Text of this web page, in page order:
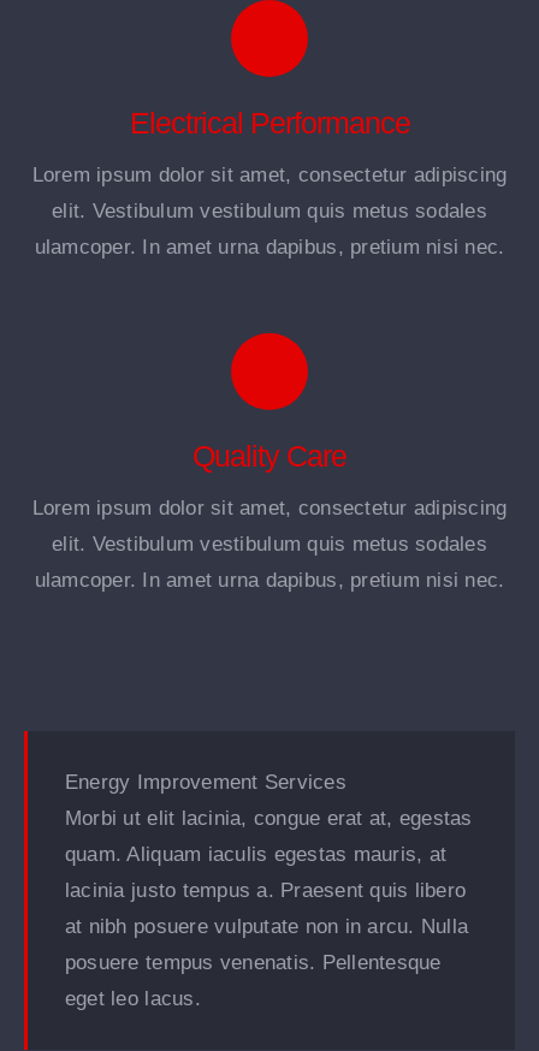
Electrical Performance
Lorem ipsum dolor sit amet, consectetur adipiscing
elit. Vestibulum vestibulum quis metus sodales
ulamcoper. In amet urna dapibus, pretium nisi nec.
Quality Care
Lorem ipsum dolor sit amet, consectetur adipiscing
elit. Vestibulum vestibulum quis metus sodales
ulamcoper. In amet urna dapibus, pretium nisi nec.
Energy Improvement Services
Morbi ut elit lacinia, congue erat at, egestas
quam. Aliquam iaculis egestas mauris, at
lacinia justo tempus a. Praesent quis libero
at nibh posuere vulputate non in arcu. Nulla
posuere tempus venenatis. Pellentesque
eget leo lacus.